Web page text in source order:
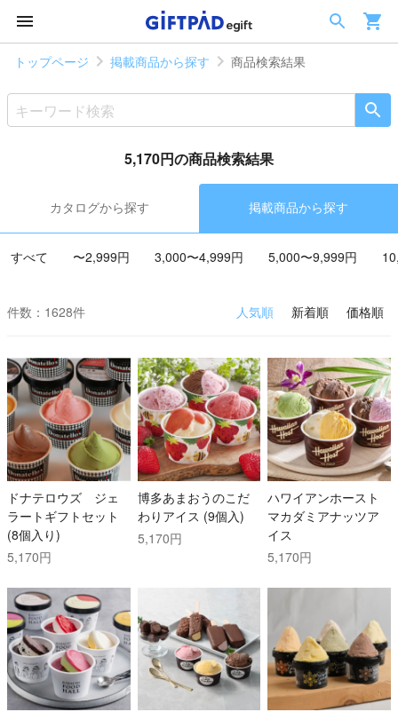
トップページ 掲載商品から探す 商品検索結果
5,170円の商品検索結果
カタログから探す 掲載商品から探す
すべて 〜2,999円 3,000〜4,999円 5,000〜9,999円
件数：1628件 人気順 新着順 価格順
ドナテロウズ ジェ
ラートギフトセット
(8個入り)
5,170円
博多あまおうのこだ
わりアイス (9個入)
5,170円
ハワイアンホースト
マカダミアナッツア
イス
5,170円